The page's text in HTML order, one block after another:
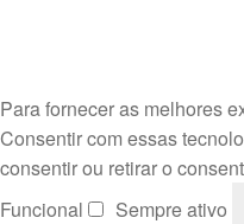
Para fornecer as melhores
Consentir com essas
consentir ou retirar o
Funcional
Funcional
Sempre ativo